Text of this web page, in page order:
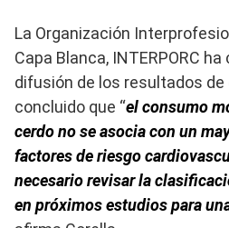
La Organización
Capa Blanca, INTERPORC
difusión de los resultados
concluido que “el consumo
cerdo no se asocia con un
factores de riesgo
necesario revisar la
en próximos estudios para